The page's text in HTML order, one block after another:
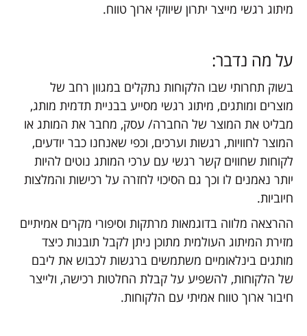
מיתוג רגשי מייצר יתרון שיווקי ארוך טווח.
על מה נדבר:
בשוק תחרותי שבו הלקוחות נתקלים במגוון רחב של
מוצרים ומותגים, מיתוג רגשי מסייע בבניית תדמית מותג,
מבליט את המוצר של החברה/ עסק, מחבר את המותג או
המוצר לחוויות, רגשות וערכים, וכפי שאנחנו כבר יודעים,
לקוחות שחווים קשר רגשי עם ערכי המותג נוטים להיות
יותר נאמנים לו וכך גם הסיכוי לחזרה על רכישות והמלצות
חיוביות.
ההרצאה מלווה בדוגמאות מרתקות וסיפורי מקרים אמיתיים
מזירת המיתוג העולמית מתוכן ניתן לקבל תובנות כיצד
מותגים בינלאומיים משתמשים ברגשות לכבוש את ליבם
של הלקוחות, להשפיע על קבלת החלטות רכישה, ולייצר
חיבור ארוך טווח אמיתי עם הלקוחות.